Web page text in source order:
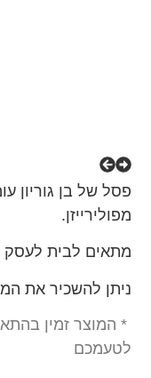
פסל של בן גוריון
מפולירייזן.
מתאים לבית לעסק
ניתן להשכיר את
* המוצר זמין
לטעמכם